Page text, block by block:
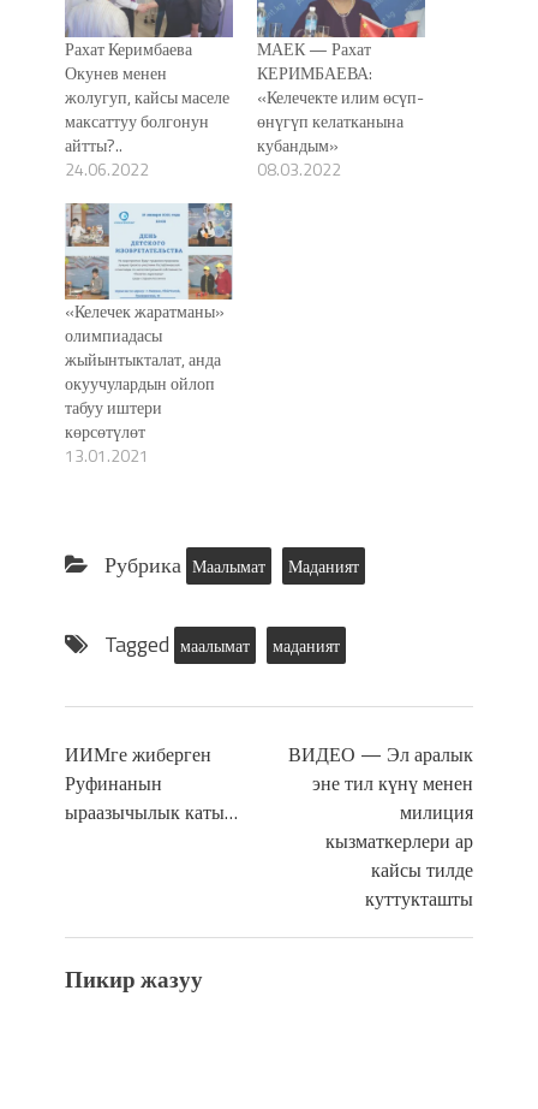
Рахат Керимбаева
Окунев менен
жолугуп, кайсы маселе
максаттуу болгонун
айтты?..
24.06.2022
МАЕК — Рахат
КЕРИМБАЕВА:
«Келечекте илим өсүп-
өнүгүп келатканына
кубандым»
08.03.2022
«Келечек жаратманы»
олимпиадасы
жыйынтыкталат, анда
окуучулардын ойлоп
табуу иштери
көрсөтүлөт
13.01.2021
Рубрика Маалымат Маданият
Tagged маалымат маданият
ИИМге жиберген
Руфинанын
ыраазычылык каты…
ВИДЕО — Эл аралык
эне тил күнү менен
милиция
кызматкерлери ар
кайсы тилде
куттукташты
Пикир жазуу